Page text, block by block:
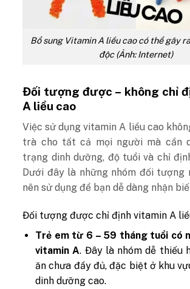
Bổ sung Vitamin A liều cao có thể gây
độc (Ảnh: Internet)
Đối tượng được – không chỉ
A liều cao
Việc sử dụng vitamin A liều cao
trà cho tất cả mọi người mà cần
trạng dinh dưỡng, độ tuổi và chỉ
Dưới đây là những nhóm đối tượng
nên sử dụng để bạn dễ dàng nhận
Đối tượng được chỉ định vitamin A
Trẻ em từ 6 – 59 tháng tuổi có
vitamin A. Đây là nhóm dễ thiếu
ăn chưa đầy đủ, đặc biệt ở khu
dinh dưỡng cao.